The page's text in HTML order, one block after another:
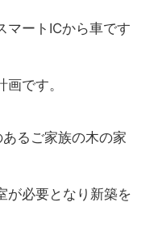
ートICから車です
です。
るご家族の木の家
が必要となり新築を